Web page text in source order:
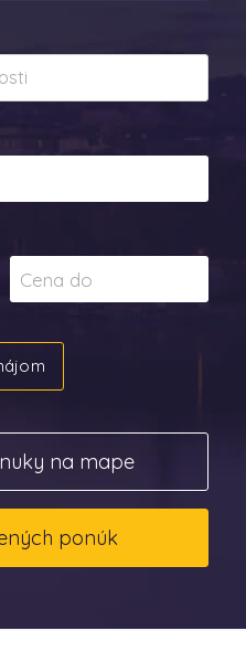
na mape
ponúk